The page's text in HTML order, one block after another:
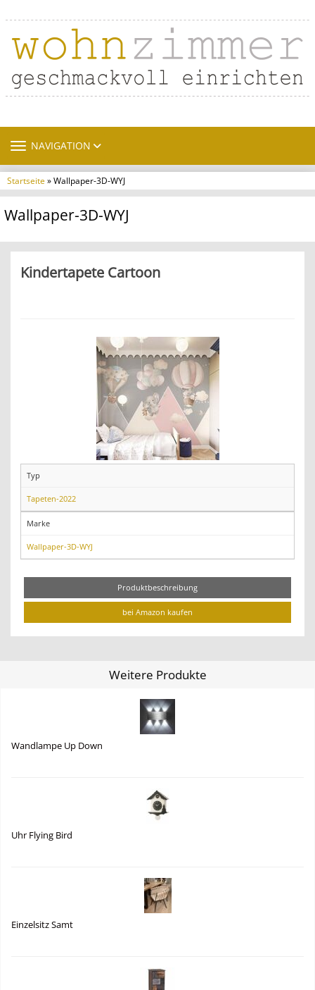
TOGGLE NAVIGATION
NAVIGATION
Startseite» Wallpaper-3D-WYJ
Wallpaper-3D-WYJ
Kindertapete Cartoon
Typ
Tapeten-2022
Marke
Wallpaper-3D-WYJ
Produktbeschreibung
bei Amazon kaufen
Weitere Produkte
Wandlampe Up Down
Uhr Flying Bird
Einzelsitz Samt